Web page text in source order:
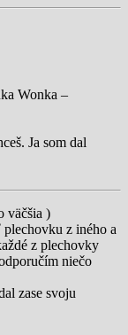
Wonka –
Ja som dal
väčšia )
z iného a
z plechovky
niečo
zase svoju